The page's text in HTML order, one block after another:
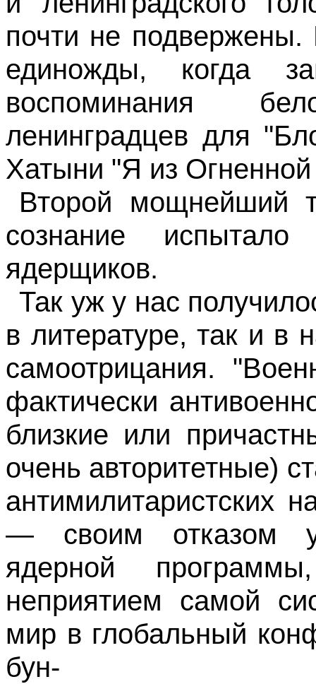
почти не
единожды, когда
воспоминания
ленинградцев для
Хатыни "Я из
Второй мощнейший
сознание
ядерщиков.
Так уж у нас
в литературе, так и в
самоотрицания.
фактически
близкие или
очень авторитетные)
антимилитаристских
— своим отказом
ядерной
неприятием самой
мир в глобальный
бун-